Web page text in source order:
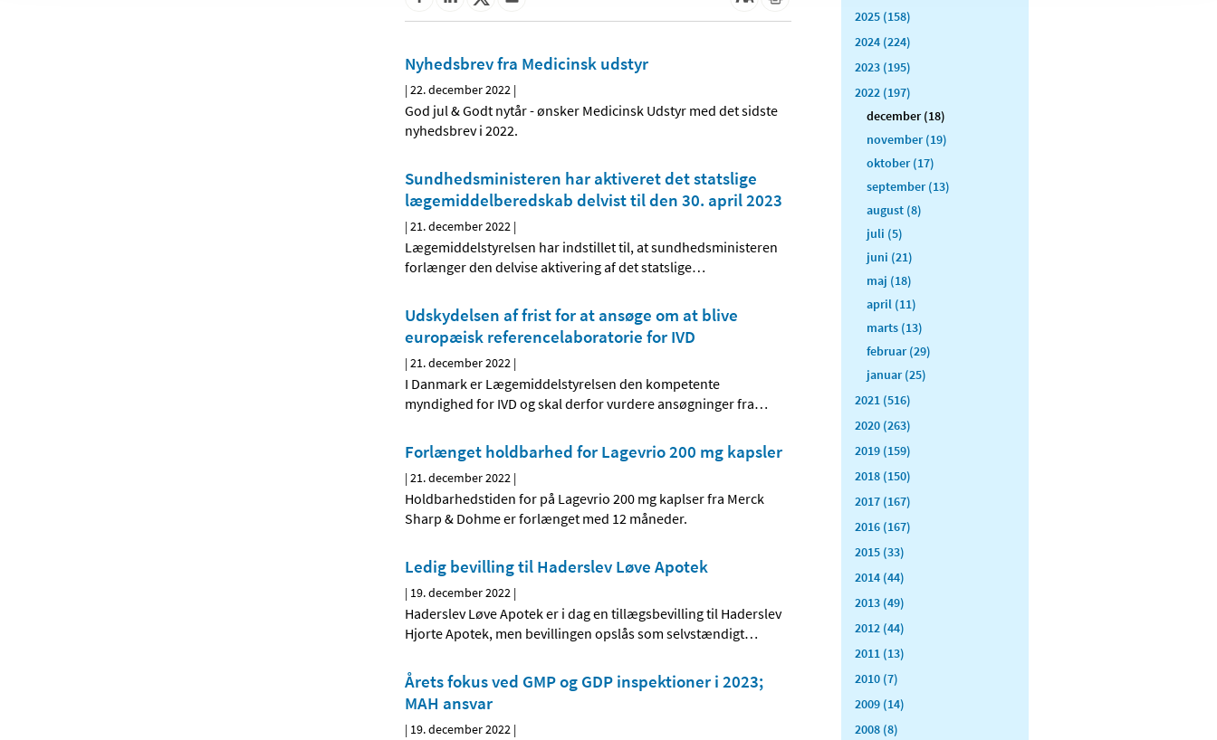
Nyhedsbrev fra Medicinsk udstyr
|22. december 2022 |
God jul & Godt nytår - ønsker Medicinsk Udstyr med det sidste
nyhedsbrev i 2022.
Sundhedsministeren har aktiveret det statslige
lægemiddelberedskab delvist til den 30. april 2023
|21. december 2022 |
Lægemiddelstyrelsen har indstillet til, at sundhedsministeren
forlænger den delvise aktivering af det statslige…
Udskydelsen af frist for at ansøge om at blive
europæisk referencelaboratorie for IVD
|21. december 2022 |
I Danmark er Lægemiddelstyrelsen den kompetente
myndighed for IVD og skal derfor vurdere ansøgninger fra…
Forlænget holdbarhed for Lagevrio 200 mg kapsler
|21. december 2022 |
Holdbarhedstiden for på Lagevrio 200 mg kaplser fra Merck
Sharp & Dohme er forlænget med 12 måneder.
Ledig bevilling til Haderslev Løve Apotek
| 19. december 2022 |
Haderslev Løve Apotek er i dag en tillægsbevilling til Haderslev
Hjorte Apotek, men bevillingen opslås som selvstændigt…
Årets fokus ved GMP og GDP inspektioner i 2023;
MAH ansvar
| 19. december 2022 |
2025 (158)
2024 (224)
2023 (195)
2022 (197)
december (18)
november (19)
oktober (17)
september (13)
august (8)
juli (5)
juni (21)
maj (18)
april (11)
marts (13)
februar (29)
januar (25)
2021 (516)
2020 (263)
2019 (159)
2018 (150)
2017 (167)
2016 (167)
2015 (33)
2014 (44)
2013 (49)
2012 (44)
2011 (13)
2010 (7)
2009 (14)
2008 (8)